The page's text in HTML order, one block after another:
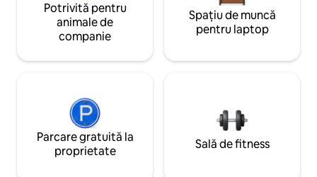
Potrivită pentru
animale de
companie
Spațiu de muncă
pentru laptop
Parcare gratuită la
proprietate
Sală de fitness